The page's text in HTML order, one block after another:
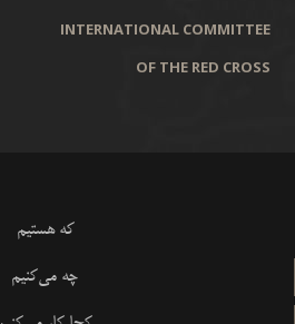
INTERNATIONAL COMMITTEE
OF THE RED CROSS
که هستیم
چه می‌کنیم